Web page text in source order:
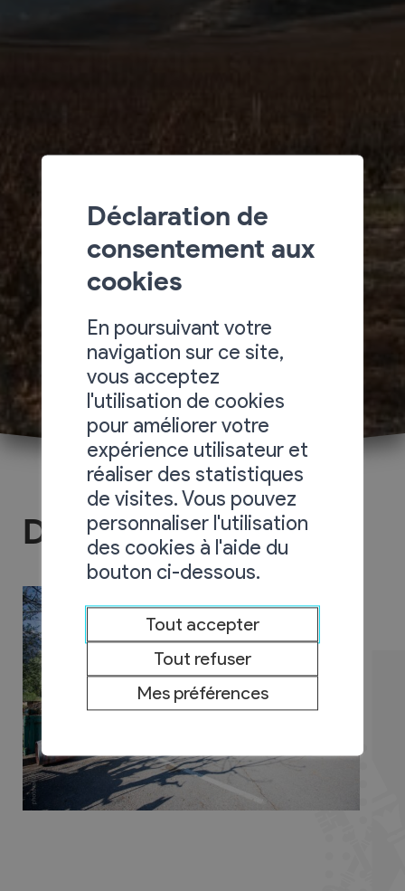
Déchetterie
Déclaration de
consentement aux
cookies
En poursuivant votre
navigation sur ce site,
vous acceptez
l'utilisation de cookies
pour améliorer votre
expérience utilisateur et
réaliser des statistiques
de visites. Vous pouvez
personnaliser l'utilisation
des cookies à l'aide du
bouton ci-dessous.
Tout accepter
Tout refuser
Mes préférences